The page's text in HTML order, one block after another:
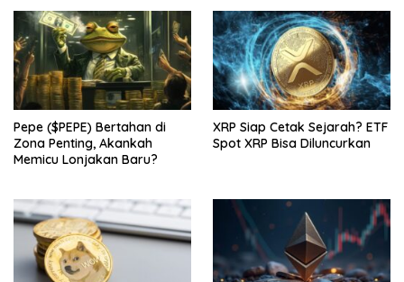
Pepe ($PEPE) Bertahan di
Zona Penting, Akankah
Memicu Lonjakan Baru?
XRP Siap Cetak Sejarah? ETF
Spot XRP Bisa Diluncurkan